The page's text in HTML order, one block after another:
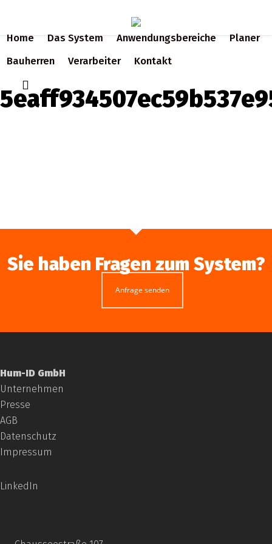
main
content
Home Das System Anwendungsbereiche
Planer
Bauherren
Verarbeiter Kontakt
search
Sie haben Fragen zum System?
Anfrage senden
Hum-ID GmbH
Unternehmen
Presse
AGB
Datenschutz
Impressum
LinkedIn